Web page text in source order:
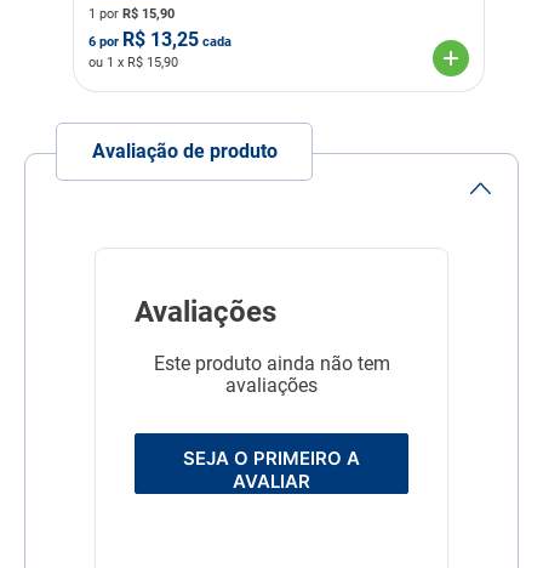
1 por R$ 15,90
6 por R$ 13,25 cada
ou 1 x R$ 15,90
Avaliação de produto
Avaliações
Este produto ainda não tem
avaliações
SEJA O PRIMEIRO A
AVALIAR